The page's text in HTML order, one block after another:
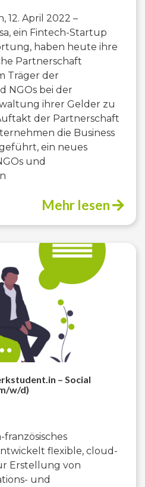
12. April 2022 –
ein Fintech-Startup
haben heute ihre
Partnerschaft
Träger der
NGOs bei der
ihrer Gelder zu
der Partnerschaft
die Business
ein neues
und
Mehr lesen
– Social
w/d)
französisches
flexible, cloud-
Erstellung von
und